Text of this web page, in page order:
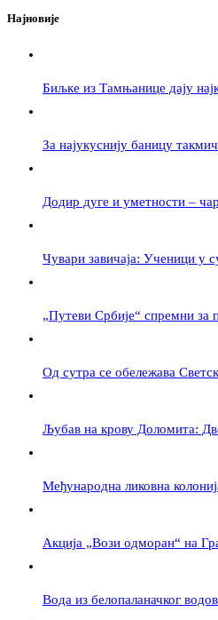
Најновије
Биљке из Тамњанице дају
За најукуснију баницу
Додир дуге и уметности –
Чувари завичаја: Ученици у
„Путеви Србије“ спремни за
Од сутра се обележава
Љубав на крову Доломита:
Међународна ликовна
Акција „Вози одморан“ на
Вода из белопаланачког